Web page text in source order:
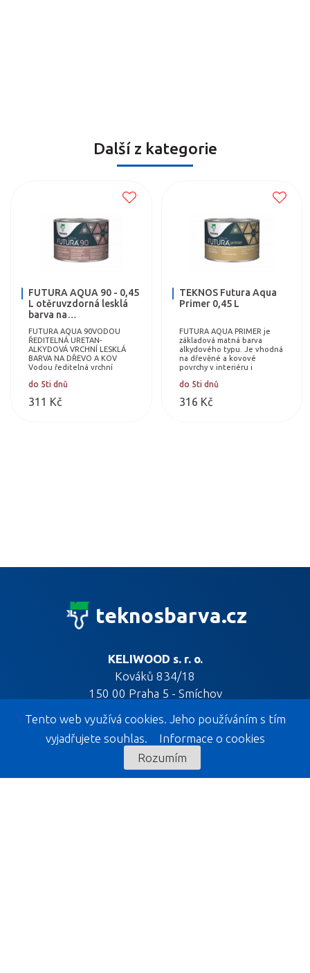
Další z kategorie
FUTURA AQUA 90 - 0,45
L otěruvzdorná lesklá
barva na…
FUTURA AQUA 90VODOU
ŘEDITELNÁ URETAN-
ALKYDOVÁ VRCHNÍ LESKLÁ
BARVA NA DŘEVO A KOV
Vodou ředitelná vrchní
bázi na vyjímatelný a
do 5ti dnů
311 Kč
TEKNOS Futura Aqua
Primer 0,45 L
FUTURA AQUA PRIMER je
základová matná barva
alkydového typu. Je vhodná
na dřevěné a kovové
povrchy v interiéru i
hraček. Barvu lze tónovat
do 5ti dnů
316 Kč
teknosbarva.cz
KELIWOOD s. r. o.
Kováků 834/18
150 00 Praha 5 - Smíchov
KELIWOOD EXPOZICE
Tento web využívá cookies. Jeho používáním s tím
vyjadřujete souhlas. Informace o cookies
Rozumím